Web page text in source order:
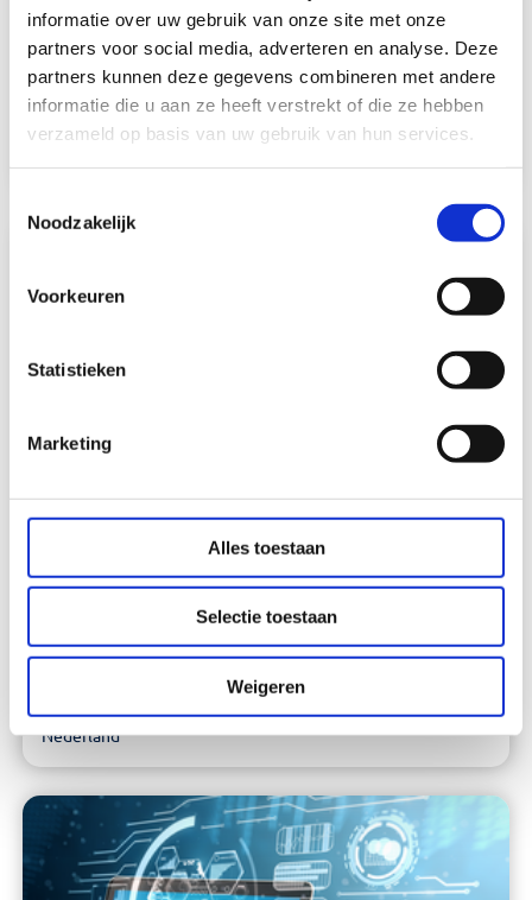
informatie over uw gebruik van onze site met onze
partners voor social media, adverteren en analyse. Deze
partners kunnen deze gegevens combineren met andere
informatie die u aan ze heeft verstrekt of die ze hebben
verzameld op basis van uw gebruik van hun services.
Noodzakelijk
Voorkeuren
Statistieken
Marketing
Alles toestaan
Selectie toestaan
Weigeren
15 juli, 2025
BLOG: Losgeld betalen bij ransomware
Limen Cyber Nieuwsbrief – Q2 2025
Actueel cyber security nieuws voor organisaties in
Nederland